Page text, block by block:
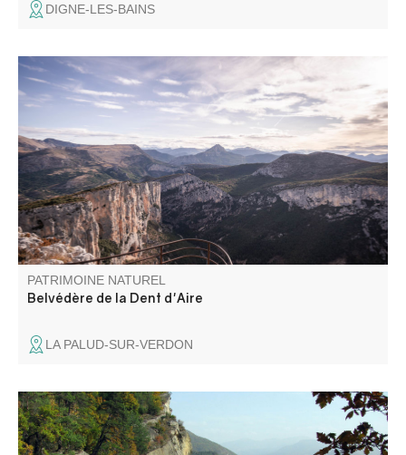
DIGNE-LES-BAINS
C’est certainement le plus panoramique de tous les
belvédères... Il a été rénové en 2018 dans le cadre de
l’Opération Grand Site des Gorges du Verdon.
PATRIMOINE NATUREL
Belvédère de la Dent d'Aire
LA PALUD-SUR-VERDON
Le site des grès d'Annot est un monde étonnant où se
mêlent blocs de grès cyclopéens, légendes ancestrales et